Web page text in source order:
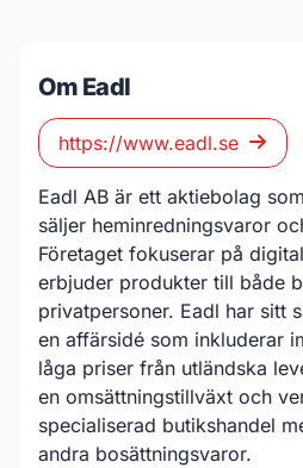
Om Eadl
https://www.eadl.se
Eadl AB är ett aktiebolag
säljer heminredningsvaror
Företaget fokuserar på
erbjuder produkter till både
privatpersoner. Eadl har sitt
en affärsidé som inkluderar
låga priser från utländska
en omsättningstillväxt och
specialiserad butikshandel
andra bosättningsvaror.